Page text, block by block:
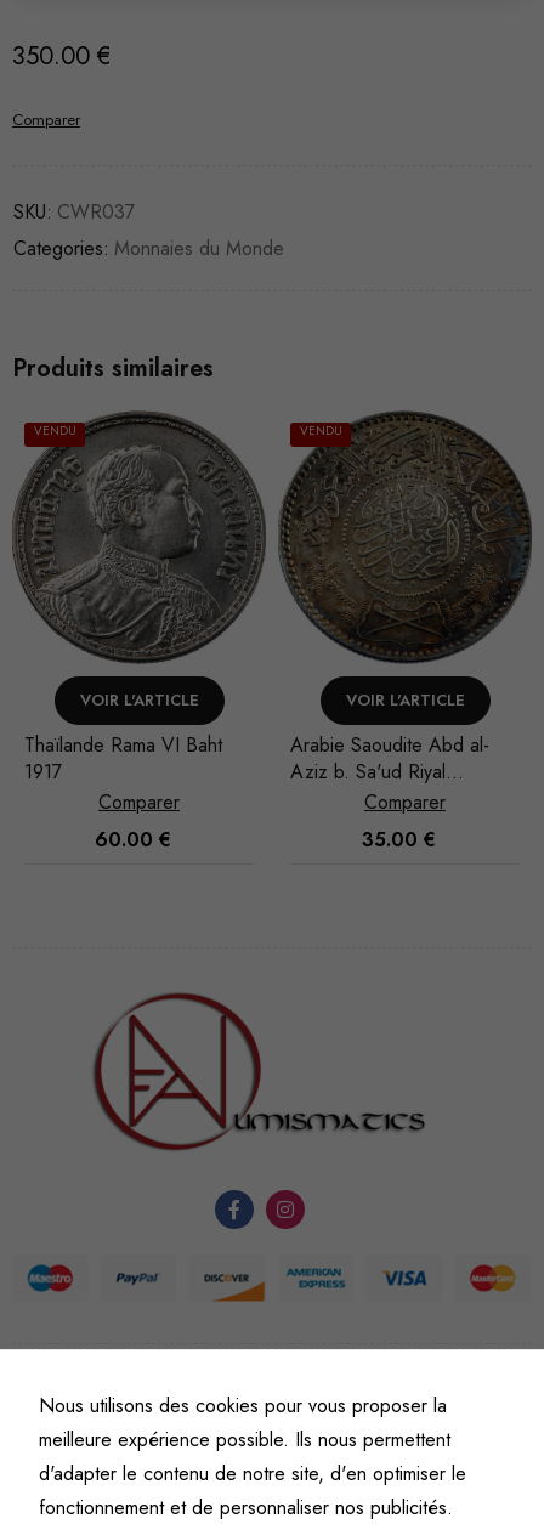
350.00 €
Comparer
SKU: CWR037
Categories: Monnaies du Monde
Produits similaires
VENDU
VOIR L'ARTICLE
Thaïlande Rama VI Baht
1917
Comparer
60.00 €
VENDU
VOIR L'ARTICLE
Arabie Saoudite Abd al-
Aziz b. Sa'ud Riyal
1935/AH 1354
Comparer
35.00 €
© Fine art numismatics
Politique de confidentialitéConditions générales de vente et d’utilisation
Mentions légales
Nous utilisons des cookies pour vous proposer la
meilleure expérience possible. Ils nous permettent
d'adapter le contenu de notre site, d'en optimiser le
fonctionnement et de personnaliser nos publicités.
puissions
site Web, en
fonction de
l'usage qu'il
en est fait.